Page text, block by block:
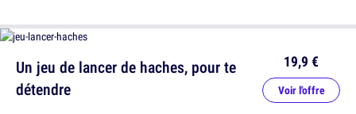
Un jeu de lancer de haches, pour te
détendre
19,9 €
Voir l'offre